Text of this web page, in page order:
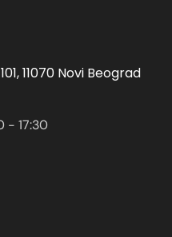
11070 Novi Beograd
- 17:30